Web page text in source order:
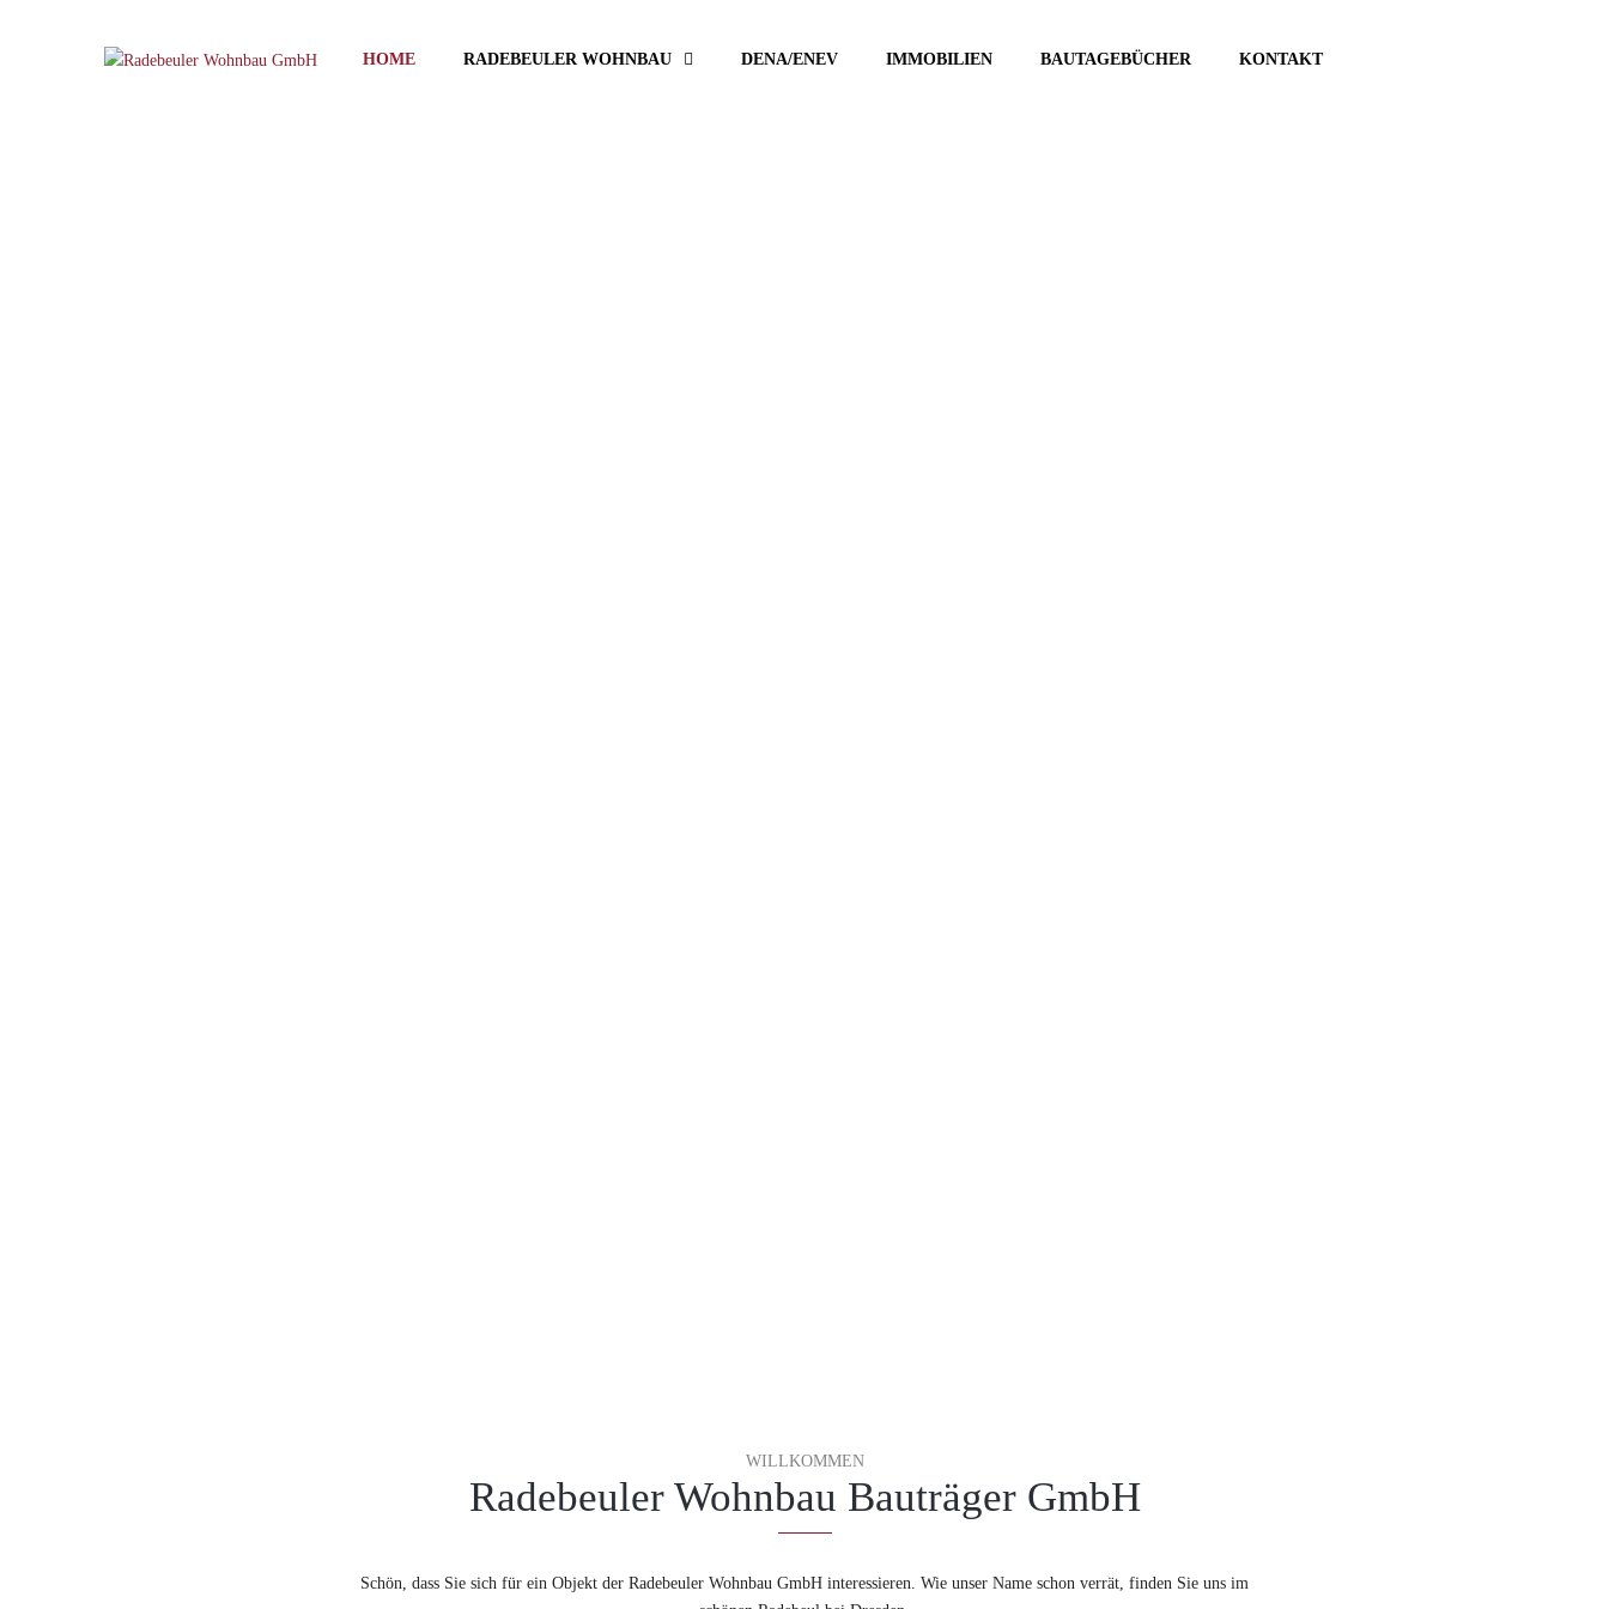
HOME RADEBEULER WOHNBAU DENA/ENEV IMMOBILIEN BAUTAGEBÜCHER KONTAKT
WILLKOMMEN
Radebeuler Wohnbau Bauträger GmbH
Schön, dass Sie sich für ein Objekt der Radebeuler Wohnbau GmbH interessieren. Wie unser Name schon verrät, finden Sie uns im